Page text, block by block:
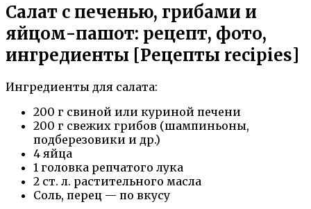
Салат с печенью, грибами и
яйцом-пашот: рецепт, фото,
ингредиенты [Рецепты recipies]
Ингредиенты для салата:
200 г свиной или куриной печени
200 г свежих грибов (шампиньоны,
подберезовики и др.)
4 яйца
1 головка репчатого лука
2 ст. л. растительного масла
Соль, перец — по вкусу